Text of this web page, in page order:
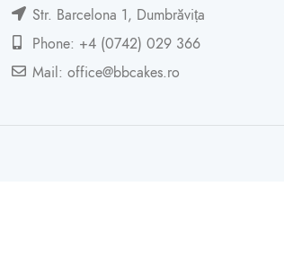
Str. Barcelona 1, Dumbrăvița
Phone: +4 (0742) 029 366
Mail: office@bbcakes.ro